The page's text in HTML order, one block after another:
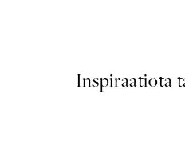
Inspiraatiota